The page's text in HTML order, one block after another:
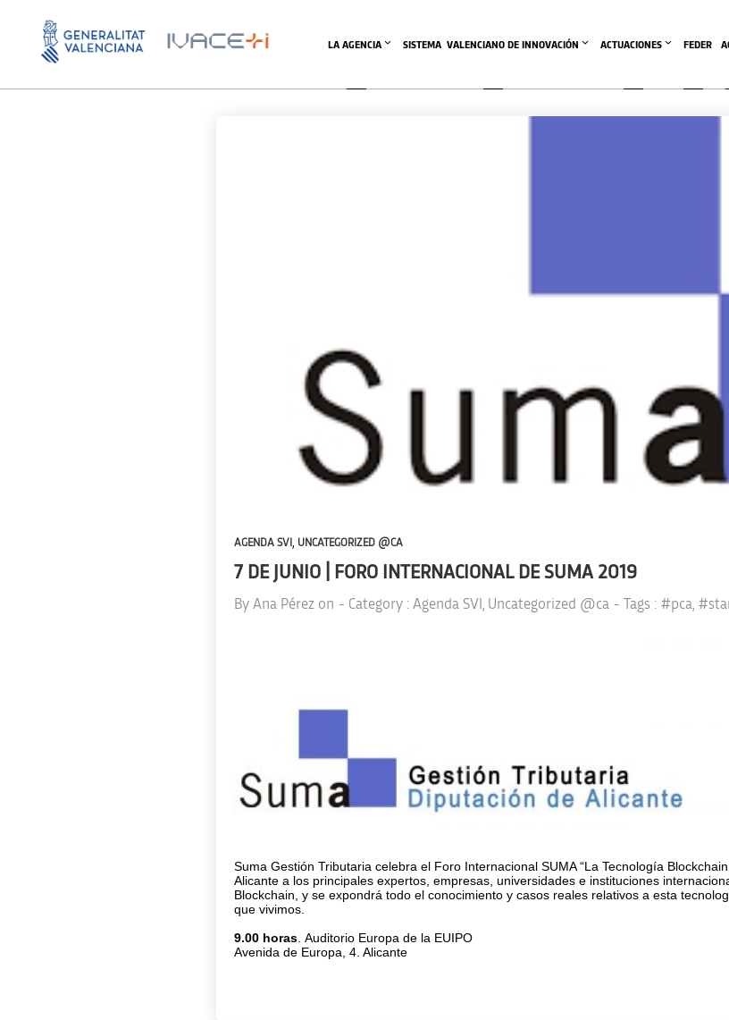
LA AGENCIA SISTEMA  VALENCIANO DE INNOVACIÓN ACTUACIONES FEDER
AGENDA SVI , UNCATEGORIZED @CA
7 DE JUNIO | FORO INTERNACIONAL DE SUMA 2019
By Ana Pérez on - Category : Agenda SVI Uncategorized @ca - Tags : #pca
Suma Gestión Tributaria celebra el Foro Internacional SUMA “La Tecnología
Alicante a los principales expertos, empresas, universidades e instituciones
Blockchain, y se expondrá todo el conocimiento y casos reales relativos a esta
que vivimos.
9.00 horas. Auditorio Europa de la EUIPO
Avenida de Europa, 4. Alicante